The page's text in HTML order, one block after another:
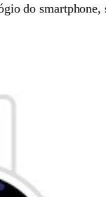
do smartphone,